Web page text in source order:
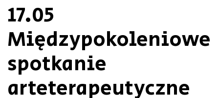
17.05
Międzypokoleniowe
spotkanie
arteterapeutyczne